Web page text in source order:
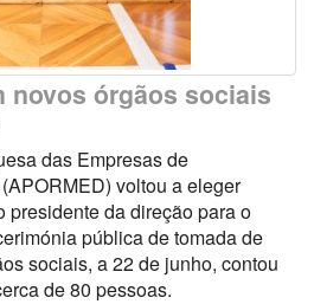
novos órgãos sociais
das Empresas de
voltou a eleger
presidente da direção para o
pública de tomada de
sociais, a 22 de junho, contou
de 80 pessoas.